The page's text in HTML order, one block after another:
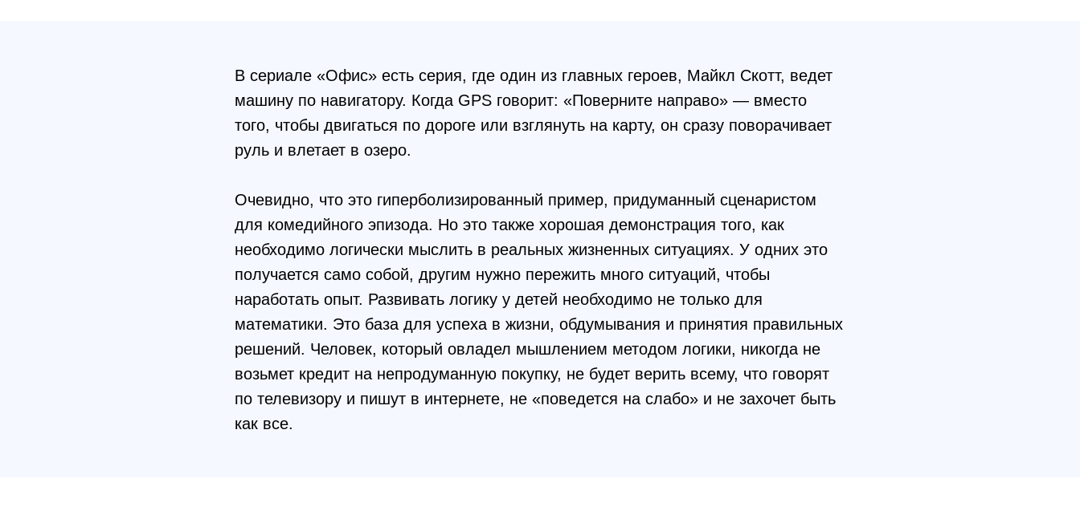
В сериале «Офис» есть серия, где один из главных героев, Майкл Скотт, ведет
машину по навигатору. Когда GPS говорит: «Поверните направо» — вместо
того, чтобы двигаться по дороге или взглянуть на карту, он сразу поворачивает
руль и влетает в озеро.
Очевидно, что это гиперболизированный пример, придуманный сценаристом
для комедийного эпизода. Но это также хорошая демонстрация того, как
необходимо логически мыслить в реальных жизненных ситуациях. У одних это
получается само собой, другим нужно пережить много ситуаций, чтобы
наработать опыт. Развивать логику у детей необходимо не только для
математики. Это база для успеха в жизни, обдумывания и принятия правильных
решений. Человек, который овладел мышлением методом логики, никогда не
возьмет кредит на непродуманную покупку, не будет верить всему, что говорят
по телевизору и пишут в интернете, не «поведется на слабо» и не захочет быть
как все.